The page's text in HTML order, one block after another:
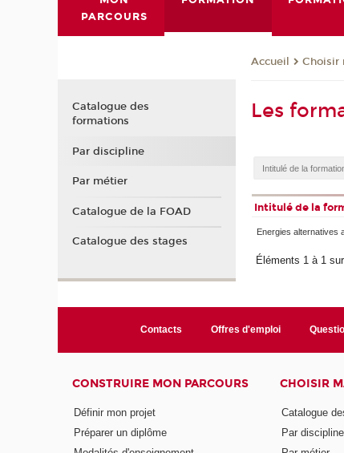
PARCOURS
Accueil Choisir
Les
Intitulé de la
Energies alternatives
Éléments 1 à 1
Catalogue des
formations
Par discipline
Par métier
Catalogue de la FOAD
Catalogue des stages
Contacts Offres d'emploi
CONSTRUIRE MON PARCOURS
Définir mon projet
Préparer un diplôme
CHOISIR
Catalogue
Par discipline